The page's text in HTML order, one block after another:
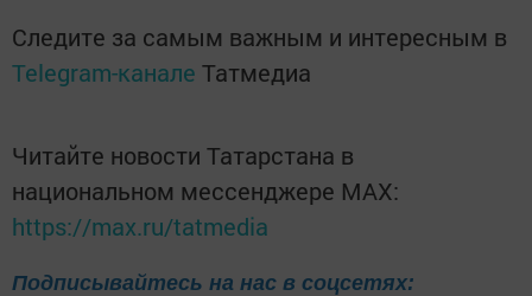
Следите за самым важным и интересным в
Telegram-канале Татмедиа
Читайте новости Татарстана в
национальном мессенджере MАХ:
https://max.ru/tatmedia
Подписывайтесь на нас в соцсетях: